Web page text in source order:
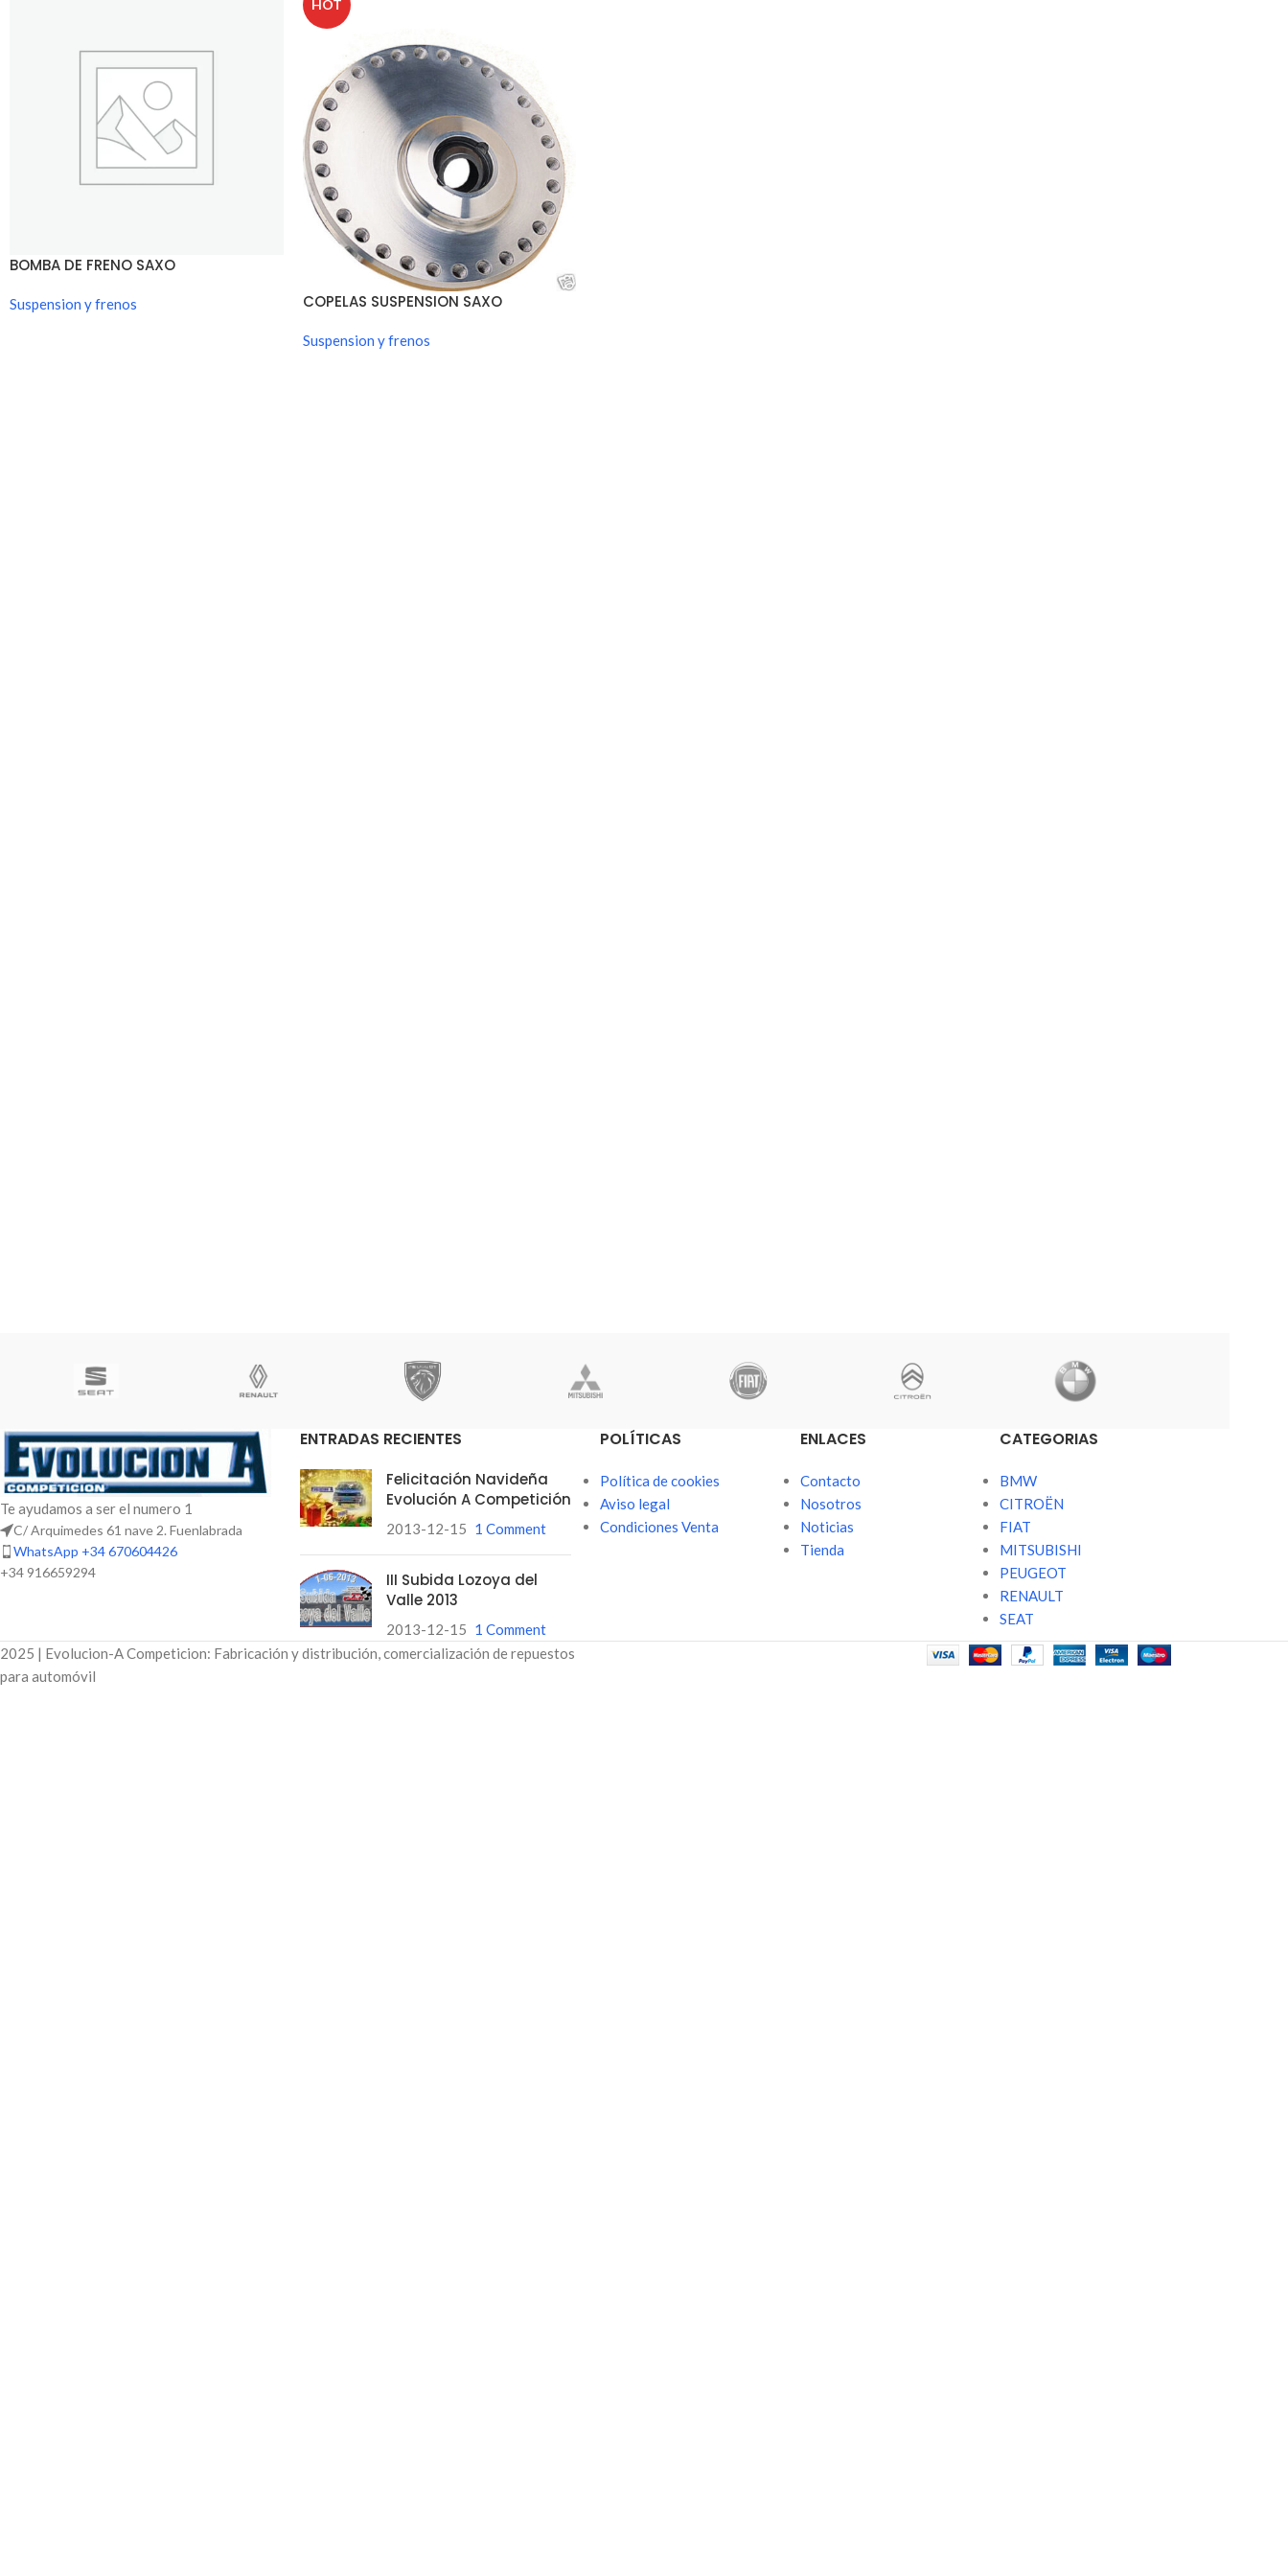
BOMBA DE FRENO SAXO
Suspension y frenos
HOT
COPELAS SUSPENSION SAXO
Suspension y frenos
Te ayudamos a ser el numero 1
C/ Arquimedes 61 nave 2. Fuenlabrada
WhatsApp +34 670604426
+34 916659294
ENTRADAS RECIENTES
Felicitación Navideña
Evolución A Competición
2013-12-15 1 Comment
III Subida Lozoya del
Valle 2013
2013-12-15 1 Comment
POLÍTICAS
Política de cookies
Aviso legal
Condiciones Venta
ENLACES
Contacto
Nosotros
Noticias
Tienda
CATEGORIAS
BMW
CITROËN
FIAT
MITSUBISHI
PEUGEOT
RENAULT
SEAT
2025 | Evolucion-A Competicion: Fabricación y distribución, comercialización de repuestos
para automóvil